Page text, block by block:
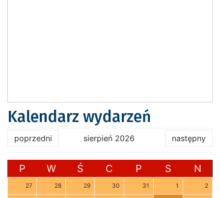
Kalendarz wydarzeń
poprzedni sierpień 2026 następny
P W Ś C P S N
27 28 29 30 31 1 2